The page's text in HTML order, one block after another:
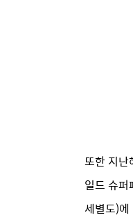
또한 지난
일드 슈퍼
세별도)